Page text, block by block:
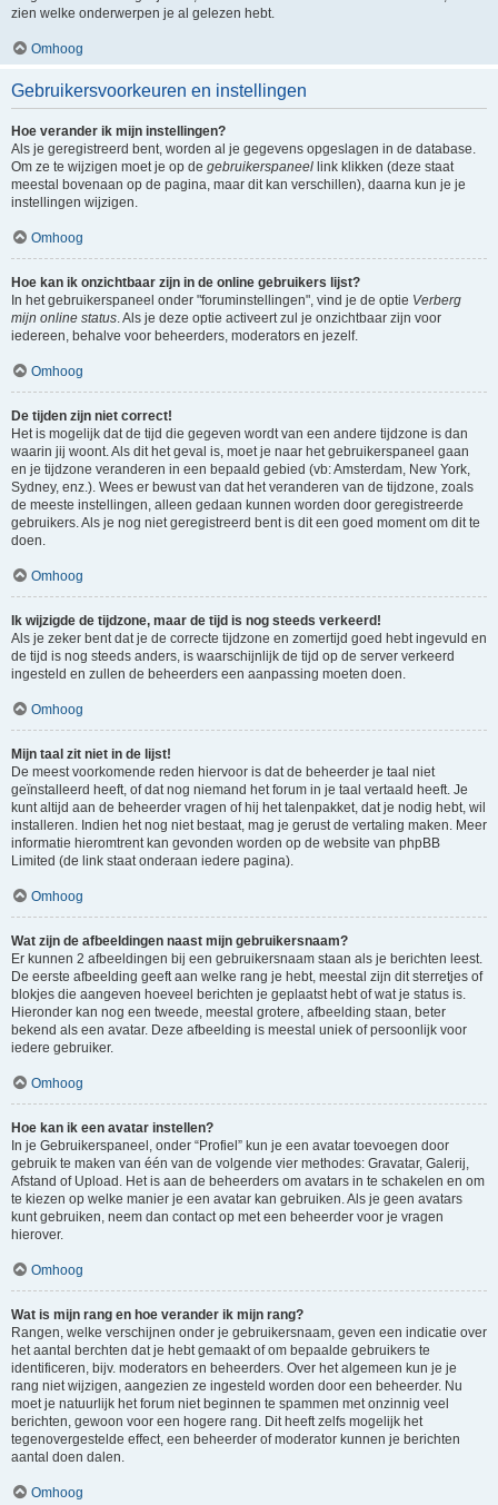
zien welke onderwerpen je al gelezen hebt.
Omhoog
Gebruikersvoorkeuren en instellingen
Hoe verander ik mijn instellingen?
Als je geregistreerd bent, worden al je gegevens opgeslagen in de database.
Om ze te wijzigen moet je op de gebruikerspaneel link klikken (deze staat
meestal bovenaan op de pagina, maar dit kan verschillen), daarna kun je je
instellingen wijzigen.
Omhoog
Hoe kan ik onzichtbaar zijn in de online gebruikers lijst?
In het gebruikerspaneel onder "foruminstellingen", vind je de optie Verberg
mijn online status. Als je deze optie activeert zul je onzichtbaar zijn voor
iedereen, behalve voor beheerders, moderators en jezelf.
Omhoog
De tijden zijn niet correct!
Het is mogelijk dat de tijd die gegeven wordt van een andere tijdzone is dan
waarin jij woont. Als dit het geval is, moet je naar het gebruikerspaneel gaan
en je tijdzone veranderen in een bepaald gebied (vb: Amsterdam, New York,
Sydney, enz.). Wees er bewust van dat het veranderen van de tijdzone, zoals
de meeste instellingen, alleen gedaan kunnen worden door geregistreerde
gebruikers. Als je nog niet geregistreerd bent is dit een goed moment om dit te
doen.
Omhoog
Ik wijzigde de tijdzone, maar de tijd is nog steeds verkeerd!
Als je zeker bent dat je de correcte tijdzone en zomertijd goed hebt ingevuld en
de tijd is nog steeds anders, is waarschijnlijk de tijd op de server verkeerd
ingesteld en zullen de beheerders een aanpassing moeten doen.
Omhoog
Mijn taal zit niet in de lijst!
De meest voorkomende reden hiervoor is dat de beheerder je taal niet
geïnstalleerd heeft, of dat nog niemand het forum in je taal vertaald heeft. Je
kunt altijd aan de beheerder vragen of hij het talenpakket, dat je nodig hebt, wil
installeren. Indien het nog niet bestaat, mag je gerust de vertaling maken. Meer
informatie hieromtrent kan gevonden worden op de website van phpBB
Limited (de link staat onderaan iedere pagina).
Omhoog
Wat zijn de afbeeldingen naast mijn gebruikersnaam?
Er kunnen 2 afbeeldingen bij een gebruikersnaam staan als je berichten leest.
De eerste afbeelding geeft aan welke rang je hebt, meestal zijn dit sterretjes of
blokjes die aangeven hoeveel berichten je geplaatst hebt of wat je status is.
Hieronder kan nog een tweede, meestal grotere, afbeelding staan, beter
bekend als een avatar. Deze afbeelding is meestal uniek of persoonlijk voor
iedere gebruiker.
Omhoog
Hoe kan ik een avatar instellen?
In je Gebruikerspaneel, onder “Profiel” kun je een avatar toevoegen door
gebruik te maken van één van de volgende vier methodes: Gravatar, Galerij,
Afstand of Upload. Het is aan de beheerders om avatars in te schakelen en om
te kiezen op welke manier je een avatar kan gebruiken. Als je geen avatars
kunt gebruiken, neem dan contact op met een beheerder voor je vragen
hierover.
Omhoog
Wat is mijn rang en hoe verander ik mijn rang?
Rangen, welke verschijnen onder je gebruikersnaam, geven een indicatie over
het aantal berchten dat je hebt gemaakt of om bepaalde gebruikers te
identificeren, bijv. moderators en beheerders. Over het algemeen kun je je
rang niet wijzigen, aangezien ze ingesteld worden door een beheerder. Nu
moet je natuurlijk het forum niet beginnen te spammen met onzinnig veel
berichten, gewoon voor een hogere rang. Dit heeft zelfs mogelijk het
tegenovergestelde effect, een beheerder of moderator kunnen je berichten
aantal doen dalen.
Omhoog